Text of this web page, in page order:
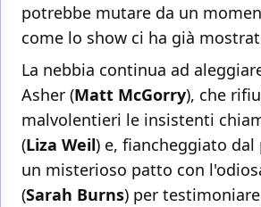
potrebbe mutare da un
come lo show ci ha già
La nebbia continua ad
Asher (Matt McGorry), che
malvolentieri le insistenti
(Liza Weil) e, fiancheggiato
un misterioso patto con
(Sarah Burns) per